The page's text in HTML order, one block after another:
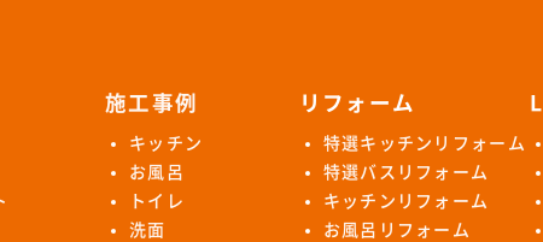
施工事例
キッチン
お風呂
トイレ
洗面
リフォーム
特選キッチンリフォーム
特選バスリフォーム
キッチンリフォーム
お風呂リフォーム